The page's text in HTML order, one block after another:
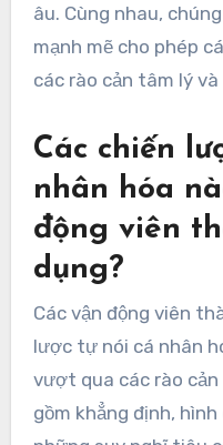
âu. Cùng nhau,
mạnh mẽ cho phép
các rào cản tâm lý
Các chiến
nhân hóa
động viên
dụng?
Các vận động viên
lược tự nói cá nhân
vượt qua các rào
gồm khẳng định,